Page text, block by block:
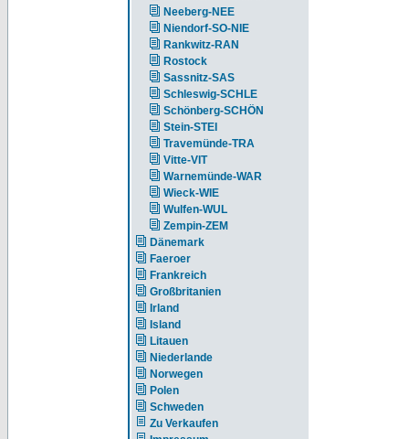
Neeberg-NEE
Niendorf-SO-NIE
Rankwitz-RAN
Rostock
Sassnitz-SAS
Schleswig-SCHLE
Schönberg-SCHÖN
Stein-STEI
Travemünde-TRA
Vitte-VIT
Warnemünde-WAR
Wieck-WIE
Wulfen-WUL
Zempin-ZEM
Dänemark
Faeroer
Frankreich
Großbritanien
Irland
Island
Litauen
Niederlande
Norwegen
Polen
Schweden
Zu Verkaufen